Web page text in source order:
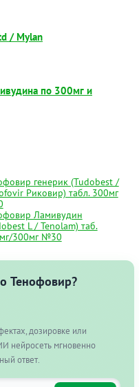
/ Mylan
по 300мг и
генерик (Tudobest /
Риковир) табл. 300мг
Ламивудин
L / Tenolam) таб.
300мг №30
Тенофовир?
дозировке или
нейросеть мгновенно
ответ.